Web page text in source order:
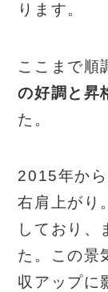
ります。
ここまで順
の好調と昇
た。
2015年か
右肩上がり
しており、
た。この景
収アップに